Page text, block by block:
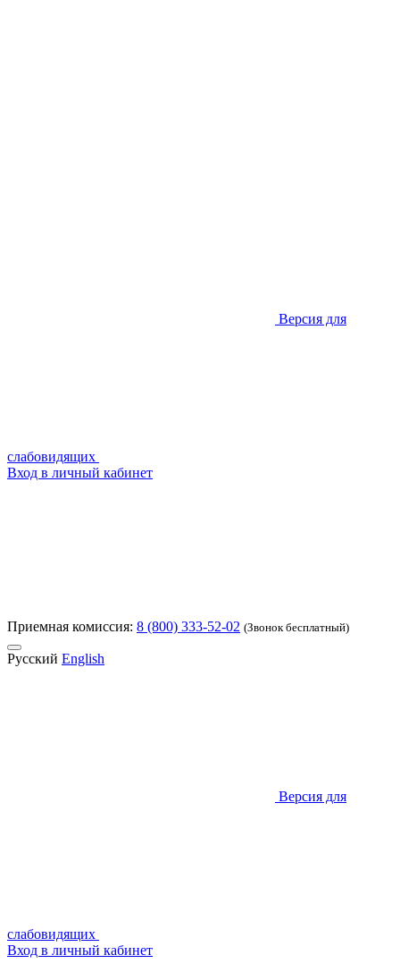
Версия для
слабовидящих
Вход в личный кабинет
Приемная комиссия: 8 (800) 333-52-02 (Звонок бесплатный)
Русский English
Версия для
слабовидящих
Вход в личный кабинет